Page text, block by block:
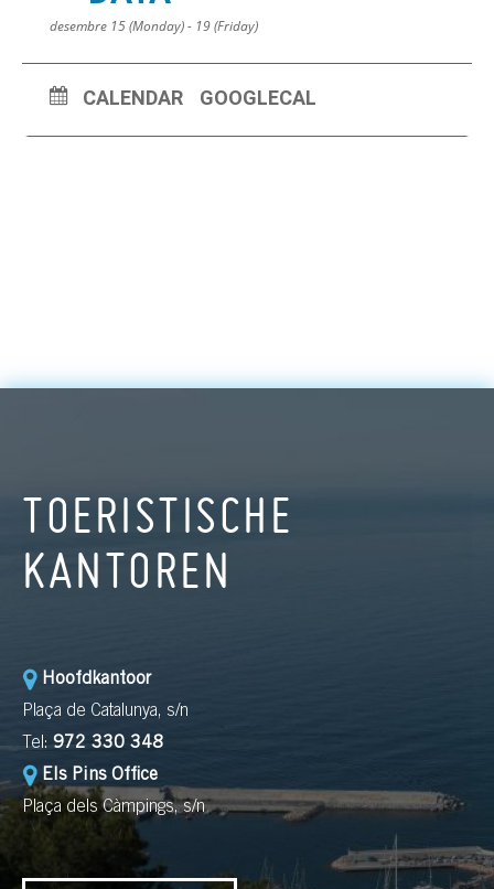
desembre 15 (Monday) - 19 (Friday)
CALENDAR GOOGLECAL
TOERISTISCHE
KANTOREN
Hoofdkantoor
Plaça de Catalunya, s/n
Tel: 972 330 348
Els Pins Office
Plaça dels Càmpings, s/n